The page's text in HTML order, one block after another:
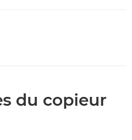
du copieur